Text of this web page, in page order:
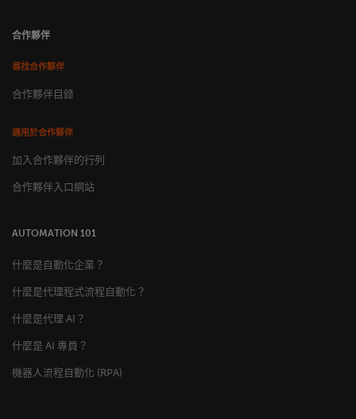
合作夥伴
尋找合作夥伴
合作夥伴目錄
適用於合作夥伴
加入合作夥伴的行列
合作夥伴入口網站
AUTOMATION 101
什麼是自動化企業？
什麼是代理程式流程自動化？
什麼是代理 AI？
什麼是 AI 專員？
機器人流程自動化 (RPA)